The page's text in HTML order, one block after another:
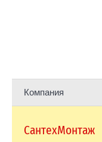
Компания
СантехМонтаж